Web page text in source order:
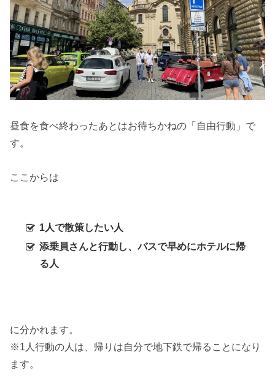
昼食を食べ終わったあとはお待ちかねの「自由行動」で
す。
ここからは
1人で散策したい人
添乗員さんと行動し、バスで早めにホテルに帰
る人
に分かれます。
※1人行動の人は、帰りは自分で地下鉄で帰ることになり
ます。